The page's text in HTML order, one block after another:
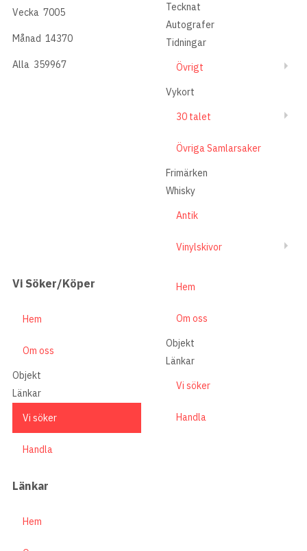
Vecka 7005
Månad 14370
Alla 359967
Tecknat
Autografer
Tidningar
Övrigt
Vykort
30 talet
Övriga Samlarsaker
Frimärken
Whisky
Antik
Vinylskivor
Vi Söker/Köper
Hem
Om oss
Objekt
Länkar
Vi söker
Handla
Hem
Om oss
Objekt
Länkar
Vi söker
Handla
Länkar
Hem